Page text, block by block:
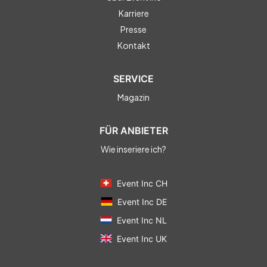
• Service: Location, Technik, Ausstattung, Catering, Event-
Ideen & Services - alles aus einer Hand
• Professionelle Betreuung von A bis Z durch das MH3.wien -
Die PopUpZentrale - viel freie Fläche für urban Art und
Karriere
Presse
Kontakt
SERVICE
Magazin
FÜR ANBIETER
Wie inseriere ich?
Event Inc CH
Event Inc DE
Event Inc NL
Event Inc UK